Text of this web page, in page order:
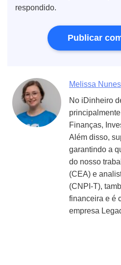
respondido.
Melissa Nunes
No iDinheiro
Finanças,
Além disso,
garantindo a
do nosso
(CEA) e
(CNPI-T),
financeira e é
empresa